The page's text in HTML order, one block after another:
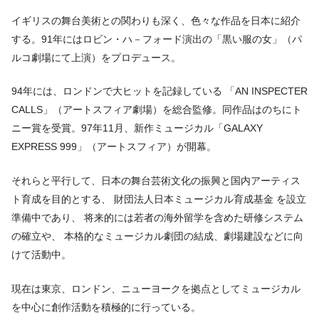
イギリスの舞台美術との関わりも深く、色々な作品を日本に紹介
する。91年にはロビン・ハ－フォード演出の「黒い服の女」（パ
ルコ劇場にて上演）をプロデュース。
94年には、ロンドンで大ヒットを記録している 「AN INSPECTER
CALLS」（アートスフィア劇場）を総合監修。同作品はのちにト
ニー賞を受賞。97年11月、新作ミュージカル「GALAXY
EXPRESS 999」（アートスフィア）が開幕。
それらと平行して、日本の舞台芸術文化の振興と国内アーティス
ト育成を目的とする、 財団法人日本ミュージカル育成基金 を設立
準備中であり、 将来的には若者の海外留学を含めた研修システム
の確立や、 本格的なミュージカル劇団の結成、劇場建設などに向
けて活動中。
現在は東京、ロンドン、ニューヨークを拠点としてミュージカル
を中心に創作活動を積極的に行っている。